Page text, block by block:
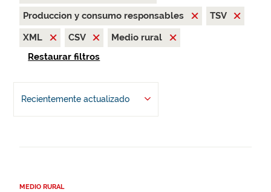
Produccion y consumo responsables
TSV
XML
CSV
Medio rural
Restaurar filtros
Recientemente actualizado
MEDIO RURAL